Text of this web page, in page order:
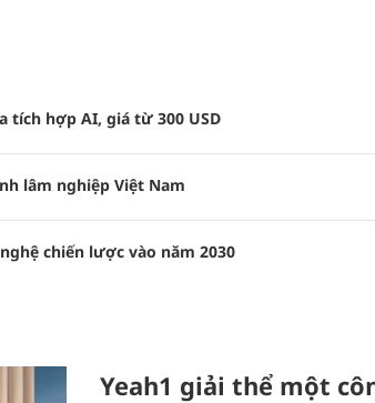
tích hợp AI, giá từ 300 USD
lâm nghiệp Việt Nam
chiến lược vào năm 2030
Yeah1 giải thể một